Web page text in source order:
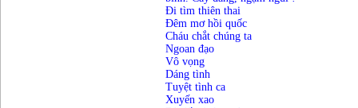
Đi tìm thiên thai
Đêm mơ hồi quốc
Cháu chắt chúng ta
Ngoan đạo
Vô vọng
Dáng tình
Tuyệt tình ca
Xuyến xao